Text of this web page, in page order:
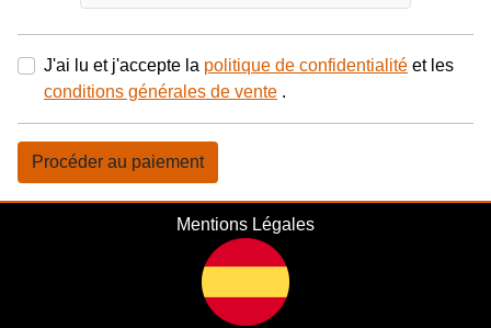
J'ai lu et j'accepte la politique de confidentialité et les
conditions générales de vente .
Procéder au paiement
Mentions Légales